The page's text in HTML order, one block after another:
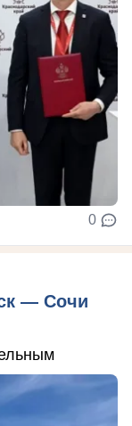
0
— Сочи